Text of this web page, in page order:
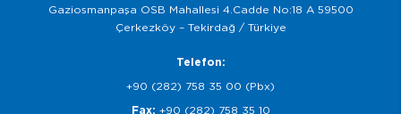
Gaziosmanpaşa OSB Mahallesi 4.Cadde No:18 A 59500
Çerkezköy – Tekirdağ / Türkiye
Telefon:
+90 (282) 758 35 00 (Pbx)
Fax: +90 (282) 758 35 10